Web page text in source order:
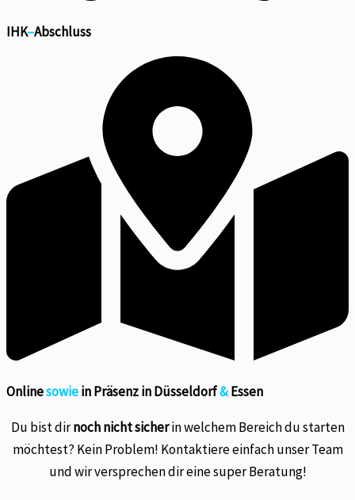
IHK–Abschluss
Onlinesowiein Präsenz in Düsseldorf&Essen
Du bist dirnoch nicht sicherin welchem Bereich du starten
möchtest? Kein Problem! Kontaktiere einfach unser Team
und wir versprechen dir eine super Beratung!